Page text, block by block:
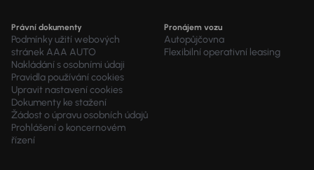
Právní dokumenty
Podmínky užití webových
stránek AAA AUTO
Nakládání s osobními údaji
Pravidla používání cookies
Upravit nastavení cookies
Dokumenty ke stažení
Žádost o úpravu osobních údajů
Prohlášení o koncernovém
řízení
Pronájem vozu
Autopůjčovna
Flexibilní operativní leasing